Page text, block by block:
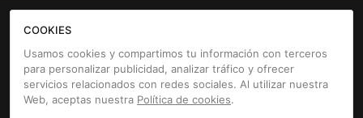
La revista
Aviso legal Política de cookies
COOKIES
Usamos cookies y compartimos tu información con terceros
para personalizar publicidad, analizar tráfico y ofrecer
servicios relacionados con redes sociales. Al utilizar nuestra
Web, aceptas nuestra Política de cookies.